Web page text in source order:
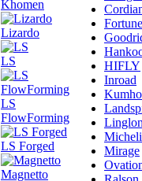
Khomen
Lizardo
LS
LS
FlowForming
LS Forged
Magnetto
Fortune
HIFLY
Inroad
Kumho
Mirage